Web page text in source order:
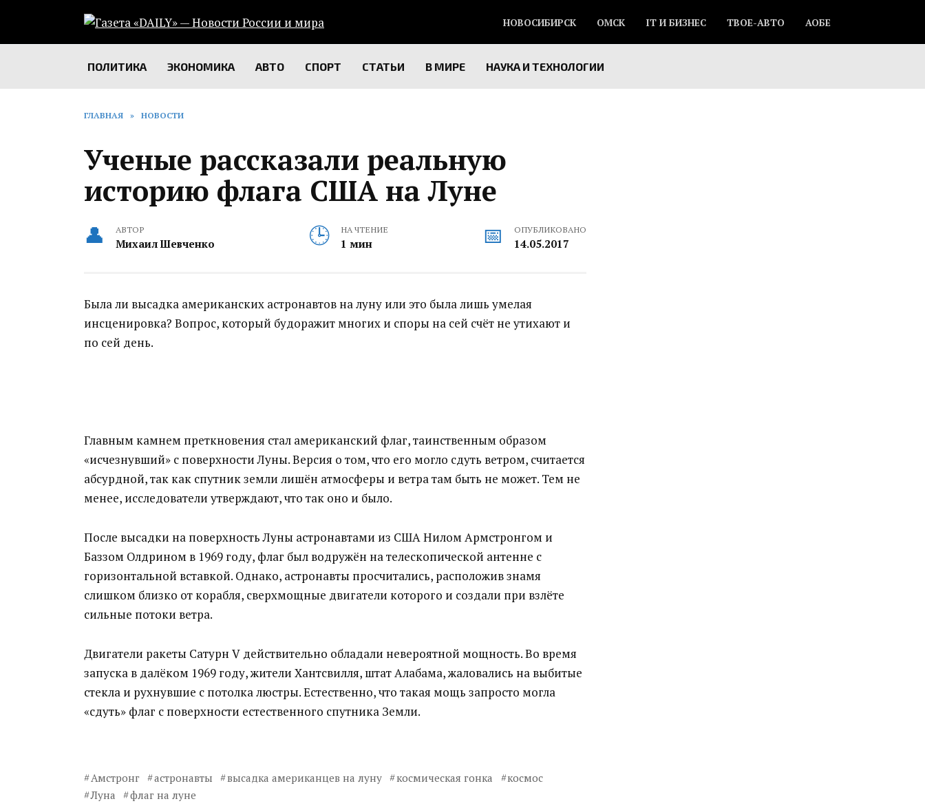
содержанию
НОВОСИБИРСК ОМСК IT И БИЗНЕС ТВОЕ-АВТО АОБЕ
ПОЛИТИКА ЭКОНОМИКА АВТО СПОРТ СТАТЬИ В МИРЕ НАУКА И ТЕХНОЛОГИИ
ГЛАВНАЯ » НОВОСТИ
Ученые рассказали реальную
историю флага США на Луне
АВТОР
Михаил Шевченко
НА ЧТЕНИЕ
1 мин
ОПУБЛИКОВАНО
14.05.2017
Была ли высадка американских астронавтов на луну или это была лишь умелая
инсценировка? Вопрос, который будоражит многих и споры на сей счёт не утихают и
по сей день.
Главным камнем преткновения стал американский флаг, таинственным образом
«исчезнувший» с поверхности Луны. Версия о том, что его могло сдуть ветром, считается
абсурдной, так как спутник земли лишён атмосферы и ветра там быть не может. Тем не
менее, исследователи утверждают, что так оно и было.
После высадки на поверхность Луны астронавтами из США Нилом Армстронгом и
Баззом Олдрином в 1969 году, флаг был водружён на телескопической антенне с
горизонтальной вставкой. Однако, астронавты просчитались, расположив знамя
слишком близко от корабля, сверхмощные двигатели которого и создали при взлёте
сильные потоки ветра.
Двигатели ракеты Сатурн V действительно обладали невероятной мощность. Во время
запуска в далёком 1969 году, жители Хантсвилля, штат Алабама, жаловались на выбитые
стекла и рухнувшие с потолка люстры. Естественно, что такая мощь запросто могла
«сдуть» флаг с поверхности естественного спутника Земли.
Амстронг астронавты высадка американцев на луну космическая гонка
космос
Луна
флаг на луне